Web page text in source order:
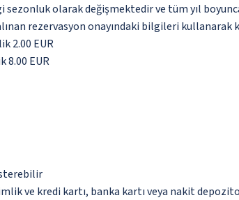
olarak değişmektedir ve tüm yıl
rezervasyon onayındaki bilgileri
2.00 EUR
8.00 EUR
ve kredi kartı, banka kartı veya nakit